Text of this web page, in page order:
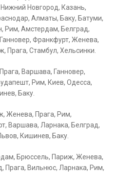
Новгород, Казань,
Алматы, Баку, Батуми,
Рим, Амстердам, Белград,
Франкфурт, Женева,
Прага, Стамбул, Хельсинки.
Варшава, Ганновер,
Рим, Киев, Одесса,
Баку.
Женева, Прага, Рим,
Варшава, Ларнака, Белград,
Кишинев, Баку.
Брюссель, Париж, Женева,
Прага, Вильнюс, Ларнака, Рим,